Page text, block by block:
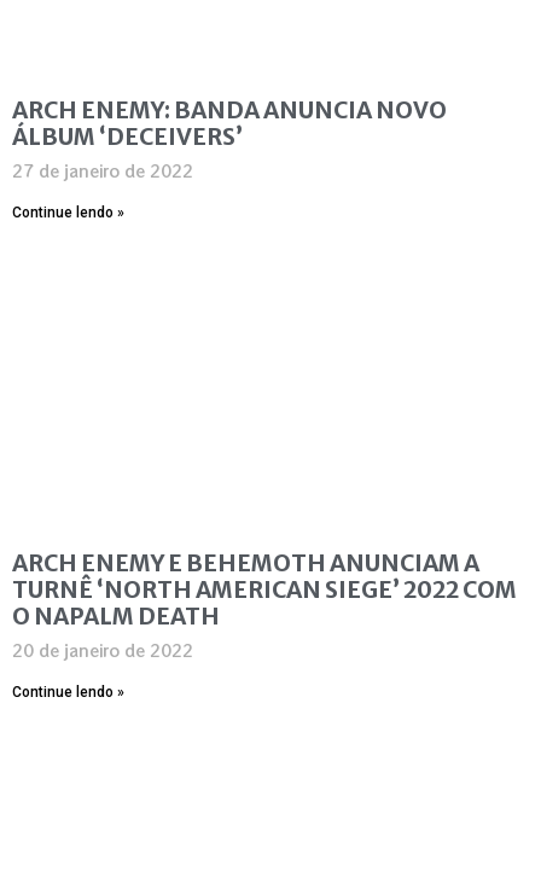
ARCH ENEMY: BANDA ANUNCIA NOVO
ÁLBUM ‘DECEIVERS’
27 de janeiro de 2022
Continue lendo »
ARCH ENEMY E BEHEMOTH ANUNCIAM A
TURNÊ ‘NORTH AMERICAN SIEGE’ 2022 COM
O NAPALM DEATH
20 de janeiro de 2022
Continue lendo »